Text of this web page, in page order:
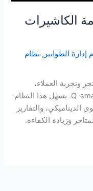
الكاشيرات
إدارة الطوابير , نظام
وتجربة العملاء،
اختارت نظام الجدول الزمني المتقدم Q-smart. يسهل هذا النظام
والتقارير
وزيادة الكفاءة.